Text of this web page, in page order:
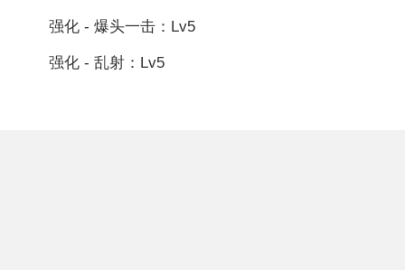
强化 - 爆头一击：Lv5
强化 - 乱射：Lv5